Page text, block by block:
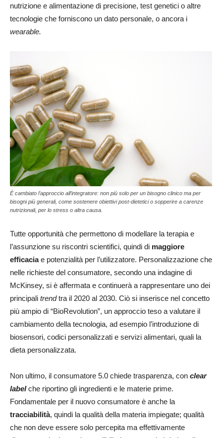
nutrizione e alimentazione di precisione, test genetici o altre
tecnologie che forniscono un dato personale, o ancora i
wearable.
È cambiato l’approccio all’integratore: non più solo per un bisogno clinico ma per
bisogni più generali, come sostenere obiettivi post-dietetici o sopperire a carenze
nutrizionali, per lo stress o altra causa.
Tutte opportunità che permettono di modellare la terapia e
l’assunzione su riscontri scientifici, quindi di maggiore
efficaciae potenzialità per l’utilizzatore. Personalizzazione che
nelle richieste del consumatore, secondo una indagine di
McKinsey, si è affermata e continuerà a rappresentare uno dei
principali trendtra il 2020 al 2030. Ciò si inserisce nel concetto
più ampio di “BioRevolution”, un approccio teso a valutare il
cambiamento della tecnologia, ad esempio l’introduzione di
biosensori, codici personalizzati e servizi alimentari, quali la
dieta personalizzata.
Non ultimo, il consumatore 5.0 chiede trasparenza, con clear
labelche riportino gli ingredienti e le materie prime.
Fondamentale per il nuovo consumatore è anche la
tracciabilità, quindi la qualità della materia impiegate; qualità
che non deve essere solo percepita ma effettivamente